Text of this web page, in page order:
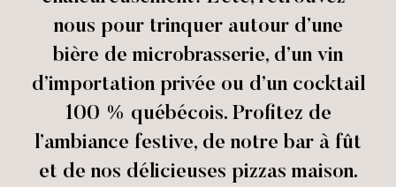
nous pour trinquer autour d’une
bière de microbrasserie, d’un vin
d’importation privée ou d’un cocktail
100 % québécois. Profitez de
l’ambiance festive, de notre bar à fût
et de nos délicieuses pizzas maison.